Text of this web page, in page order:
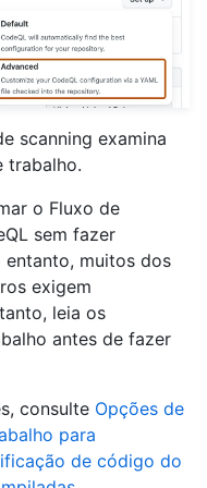
scanning examina
trabalho.
o Fluxo de
sem fazer
entanto, muitos dos
exigem
leia os
antes de fazer
consulte Opções de
para
de código do